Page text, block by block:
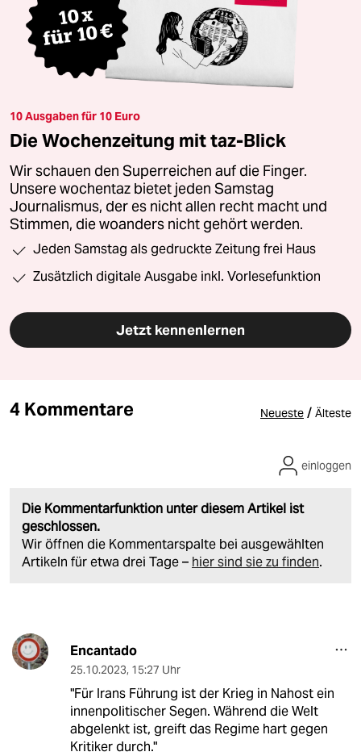
10 Ausgaben für 10 Euro
Die Wochenzeitung mit taz-Blick
Wir schauen den Superreichen auf die Finger.
Unsere wochentaz bietet jeden Samstag
Journalismus, der es nicht allen recht macht und
Stimmen, die woanders nicht gehört werden.
Jeden Samstag als gedruckte Zeitung frei Haus
Zusätzlich digitale Ausgabe inkl. Vorlesefunktion
Jetzt kennenlernen
4 Kommentare Neueste / Älteste
Die Kommentarfunktion unter diesem Artikel ist
geschlossen.
Wir öffnen die Kommentarspalte bei ausgewählten
Artikeln für etwa drei Tage – hier sind sie zu finden.
einloggen
Encantado
25.10.2023, 15:27 Uhr
"Für Irans Führung ist der Krieg in Nahost ein
innenpolitischer Segen. Während die Welt
abgelenkt ist, greift das Regime hart gegen
Kritiker durch."